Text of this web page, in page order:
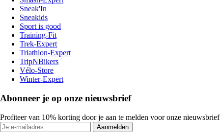
Sneak'In
Sneakids
Sport is good
Training-Fit
Trek-Expert
Triathlon-Expert
TripNBikers
Vélo-Store
Winter-Expert
Abonneer je op onze nieuwsbrief
Profiteer van 10% korting door je aan te melden voor onze nieuwsbrief
Aanmelden